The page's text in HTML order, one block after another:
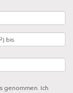
genommen. Ich